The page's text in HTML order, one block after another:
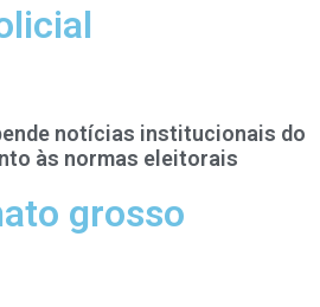
notícias institucionais do
às normas eleitorais
grosso